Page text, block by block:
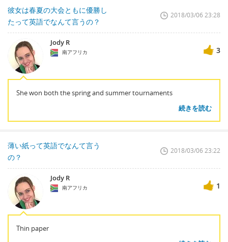
彼女は春夏の大会ともに優勝し
たって英語でなんて言うの？
2018/03/06 23:28
Jody R
南アフリカ 3
She won both the spring and summer tournaments
続きを読む
薄い紙って英語でなんて言う
の？
2018/03/06 23:22
Jody R
南アフリカ 1
Thin paper